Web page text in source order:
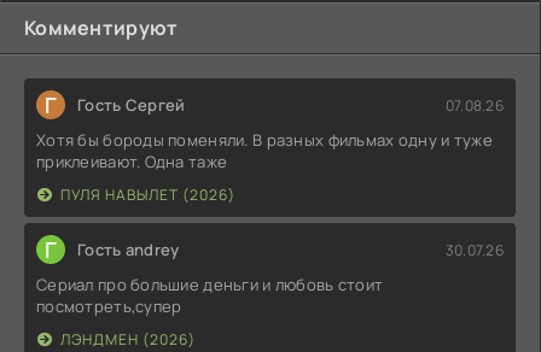
Комментируют
Г Гость Сергей 07.08.26
Хотя бы бороды поменяли. В разных фильмах одну и туже
приклеивают. Одна таже
ПУЛЯ НАВЫЛЕТ (2026)
Г Гость andrey 30.07.26
Сериал про большие деньги и любовь стоит
посмотреть,супер
ЛЭНДМЕН (2026)